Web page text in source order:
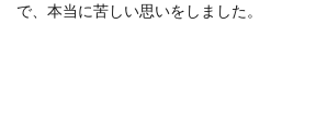
で、本当に苦しい思いをしました。